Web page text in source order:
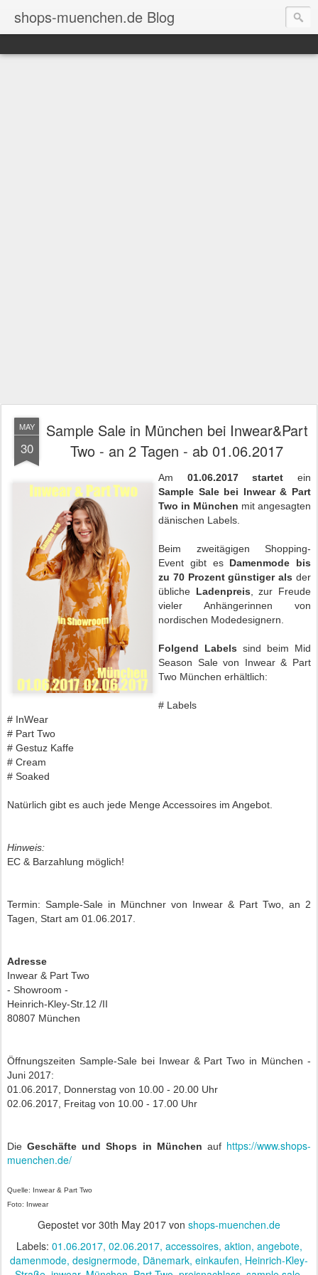
shops-muenchen.de Blog
MAY
30
Sample Sale in München bei Inwear&Part
Two - an 2 Tagen - ab 01.06.2017
Am 01.06.2017 startet ein
Sample Sale bei Inwear & Part
Two in München mit angesagten
dänischen Labels.
Beim zweitägigen Shopping-
Event gibt es Damenmode bis
zu 70 Prozent günstiger als der
übliche Ladenpreis , zur Freude
vieler Anhängerinnen von
nordischen Modedesignern.
Folgend Labels sind beim Mid
Season Sale von Inwear & Part
Two München erhältlich:
# Labels
# InWear
# Part Two
# Gestuz Kaffe
# Cream
# Soaked
Natürlich gibt es auch jede Menge Accessoires im Angebot.
Hinweis:
EC & Barzahlung möglich!
Termin: Sample-Sale in Münchner von Inwear & Part Two, an 2
Tagen, Start am 01.06.2017.
Adresse
Inwear & Part Two
- Showroom -
Heinrich-Kley-Str.12 /II
80807 München
Öffnungszeiten Sample-Sale bei Inwear & Part Two in München -
Juni 2017:
01.06.2017, Donnerstag von 10.00 - 20.00 Uhr
02.06.2017, Freitag von 10.00 - 17.00 Uhr
DieGeschäfte und Shops in München auf https://www.shops-
muenchen.de/
Quelle: Inwear & Part Two
Foto: Inwear
Gepostet vor 30th May 2017 von shops-muenchen.de
Labels: 01.06.2017 02.06.2017 accessoires aktion angebote
damenmode designermode Dänemark einkaufen Heinrich-Kley-